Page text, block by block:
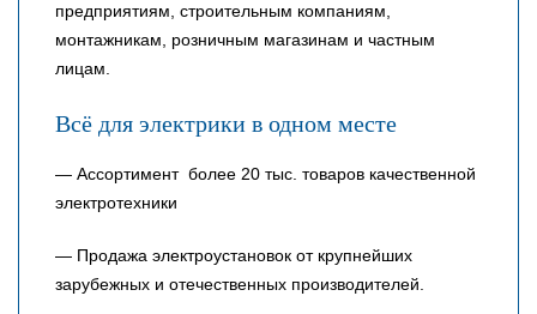
предприятиям, строительным компаниям,
монтажникам, розничным магазинам и частным
лицам.
Всё для электрики в одном месте
— Ассортимент более 20 тыс. товаров качественной
электротехники
— Продажа электроустановок от крупнейших
зарубежных и отечественных производителей.